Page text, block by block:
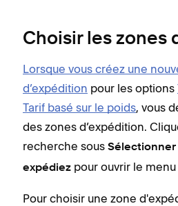
Choisir les zones
Lorsque vous créez une
d’expédition pour les options
Tarif basé sur le poids, vous
des zones d’expédition.
recherche sous Sélectionner
expédiez pour ouvrir le
Pour choisir une zone